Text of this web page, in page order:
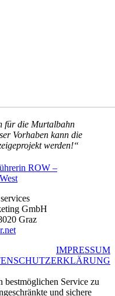
für die Murtalbahn
Vorhaben kann die
werden!“
ROW –
GmbH
Graz
IMPRESSUM
bestmöglichen Service zu
und sichere